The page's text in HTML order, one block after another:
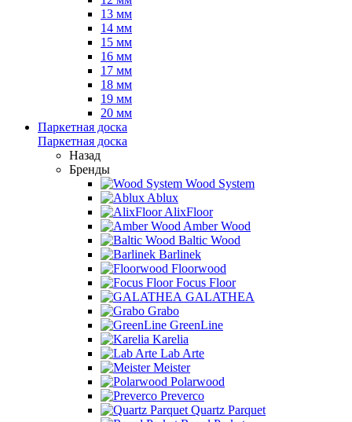
13 мм
14 мм
15 мм
16 мм
17 мм
18 мм
19 мм
20 мм
Паркетная доска
Паркетная доска
Назад
Бренды
Wood System
Ablux
AlixFloor
Amber Wood
Baltic Wood
Barlinek
Floorwood
Focus Floor
GALATHEA
Grabo
GreenLine
Karelia
Lab Arte
Meister
Polarwood
Preverco
Quartz Parquet